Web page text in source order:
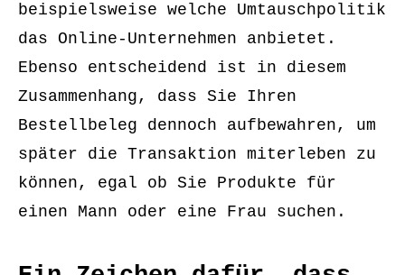
beispielsweise welche Umtauschpolitik
das Online-Unternehmen anbietet.
Ebenso entscheidend ist in diesem
Zusammenhang, dass Sie Ihren
Bestellbeleg dennoch aufbewahren, um
später die Transaktion miterleben zu
können, egal ob Sie Produkte für
einen Mann oder eine Frau suchen.